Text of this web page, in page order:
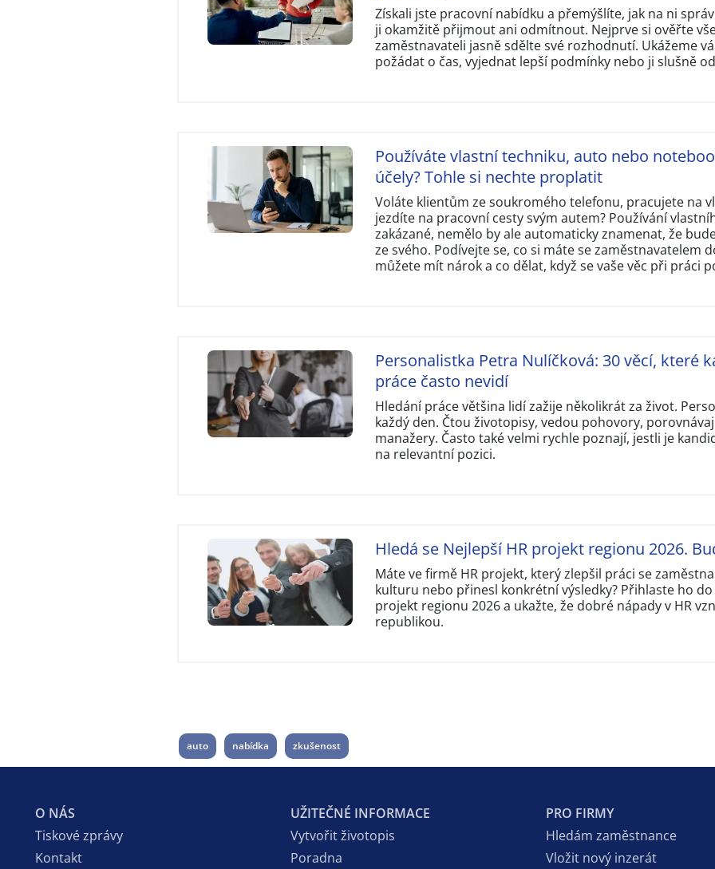
Získali jste pracovní nabídku a přemýšlíte, jak na ni
ji okamžitě přijmout ani odmítnout. Nejprve si ověřte
zaměstnavateli jasně sdělte své rozhodnutí. Ukážeme
požádat o čas, vyjednat lepší podmínky nebo ji slušně
Používáte vlastní techniku, auto nebo
účely? Tohle si nechte proplatit
Voláte klientům ze soukromého telefonu, pracujete na
jezdíte na pracovní cesty svým autem? Používání
zakázané, nemělo by ale automaticky znamenat, že
ze svého. Podívejte se, co si máte se zaměstnavatelem
můžete mít nárok a co dělat, když se vaše věc při práci
Personalistka Petra Nulíčková: 30 věcí, které
práce často nevidí
Hledání práce většina lidí zažije několikrát za život.
každý den. Čtou životopisy, vedou pohovory,
manažery. Často také velmi rychle poznají, jestli je
na relevantní pozici.
Hledá se Nejlepší HR projekt regionu 2026.
Máte ve firmě HR projekt, který zlepšil práci se
kulturu nebo přinesl konkrétní výsledky? Přihlaste ho
projekt regionu 2026 a ukažte, že dobré nápady v HR
republikou.
auto nabídka zkušenost
O NÁS
Tiskové zprávy
Kontakt
UŽITEČNÉ INFORMACE
Vytvořit životopis
Poradna
PRO FIRMY
Hledám zaměstnance
Vložit nový inzerát